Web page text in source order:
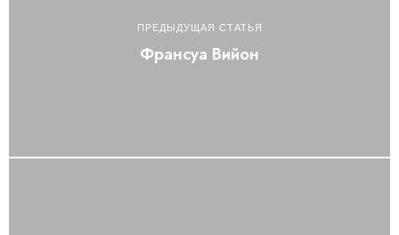
ПРЕДЫДУЩАЯ СТАТЬЯ
Франсуа Вийон